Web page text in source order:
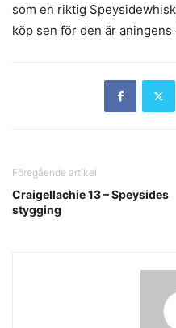
som en riktig
köp sen för den är aningens
Föregående artikel
Craigellachie 13 – Speysides
stygging